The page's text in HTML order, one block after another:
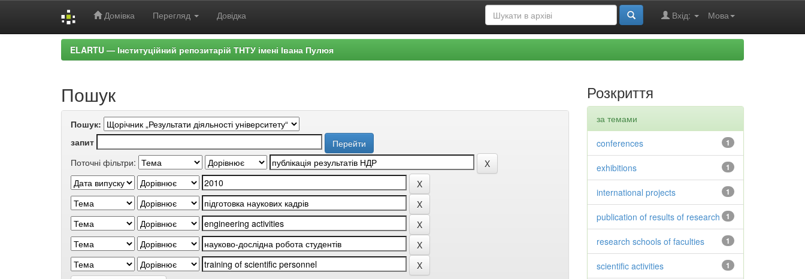
Домівка Перегляд Довідка Мова
Вхід:
ELARTU — Інституційний репозитарій ТНТУ імені Івана Пулюя
Пошук
Пошук:
запит
Поточні фільтри:
Розкриття
за темами
1
conferences
1
exhibitions
1
international projects
1
publication of results of research
1
research schools of faculties
1
scientific activities